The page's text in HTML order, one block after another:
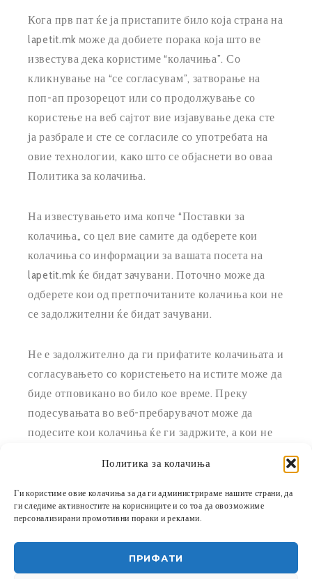
Политика за колачиња
Ги користиме овие колачиња за да ги администрираме нашите страни, да
ги следиме активностите на корисниците и со тоа да овозможиме
персонализирани промотивни пораки и реклами.
ПРИФАТИ
Кога прв пат ќе ја пристапите било која страна на
lapetit.mk може да добиете порака која што ве
известува дека користиме “колачиња”. Со
кликнување на “се согласувам”, затворање на
поп-ап прозорецот или со продолжување со
користење на веб сајтот вие изјавување дека сте
ја разбрале и сте се согласиле со употребата на
овие технологии, како што се објаснети во оваа
Политика за колачиња.
На известувањето има копче “Поставки за
колачиња„ со цел вие самите да одберете кои
колачиња со информации за вашата посета на
lapetit.mk ќе бидат зачувани. Поточно може да
одберете кои од претпочитаните колачиња кои не
се задолжителни ќе бидат зачувани.
Не е задолжително да ги прифатите колачињата и
согласувањето со користењето на истите може да
биде отповикано во било кое време. Преку
подесувањата во веб-пребарувачот може да
подесите кои колачиња ќе ги задржите, а кои не
која ги контролира колачињата. За повеќе
информации проверете во подесувањата на